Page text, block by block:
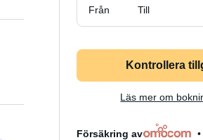
Från Till
Kontrollera
Läs mer om
Försäkring av